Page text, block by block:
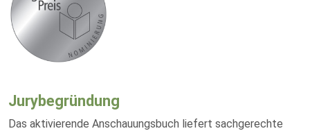
Jurybegründung
Das aktivierende Anschauungsbuch liefert sachgerechte